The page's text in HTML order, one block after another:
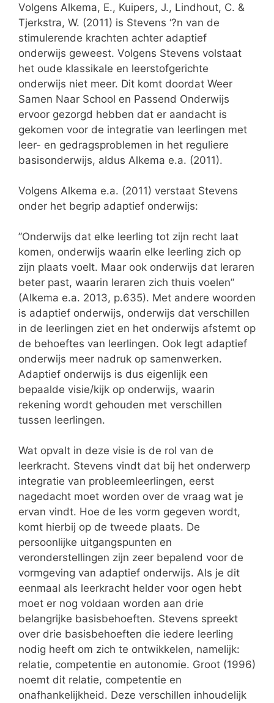
Volgens Alkema, E., Kuipers, J., Lindhout, C. &
Tjerkstra, W. (2011) is Stevens ‘?n van de
stimulerende krachten achter adaptief
onderwijs geweest. Volgens Stevens volstaat
het oude klassikale en leerstofgerichte
onderwijs niet meer. Dit komt doordat Weer
Samen Naar School en Passend Onderwijs
ervoor gezorgd hebben dat er aandacht is
gekomen voor de integratie van leerlingen met
leer- en gedragsproblemen in het reguliere
basisonderwijs, aldus Alkema e.a. (2011).
Volgens Alkema e.a. (2011) verstaat Stevens
onder het begrip adaptief onderwijs:
”Onderwijs dat elke leerling tot zijn recht laat
komen, onderwijs waarin elke leerling zich op
zijn plaats voelt. Maar ook onderwijs dat leraren
beter past, waarin leraren zich thuis voelen”
(Alkema e.a. 2013, p.635). Met andere woorden
is adaptief onderwijs, onderwijs dat verschillen
in de leerlingen ziet en het onderwijs afstemt op
de behoeftes van leerlingen. Ook legt adaptief
onderwijs meer nadruk op samenwerken.
Adaptief onderwijs is dus eigenlijk een
bepaalde visie/kijk op onderwijs, waarin
rekening wordt gehouden met verschillen
tussen leerlingen.
Wat opvalt in deze visie is de rol van de
leerkracht. Stevens vindt dat bij het onderwerp
integratie van probleemleerlingen, eerst
nagedacht moet worden over de vraag wat je
ervan vindt. Hoe de les vorm gegeven wordt,
komt hierbij op de tweede plaats. De
persoonlijke uitgangspunten en
veronderstellingen zijn zeer bepalend voor de
vormgeving van adaptief onderwijs. Als je dit
eenmaal als leerkracht helder voor ogen hebt
moet er nog voldaan worden aan drie
belangrijke basisbehoeften. Stevens spreekt
over drie basisbehoeften die iedere leerling
nodig heeft om zich te ontwikkelen, namelijk:
relatie, competentie en autonomie. Groot (1996)
noemt dit relatie, competentie en
onafhankelijkheid. Deze verschillen inhoudelijk